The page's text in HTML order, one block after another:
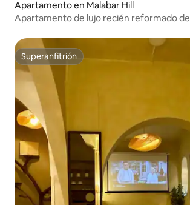
Apartamento en Malabar Hill
Apartamento de lujo recién reformado
Superanfitrión
Superanfitrión